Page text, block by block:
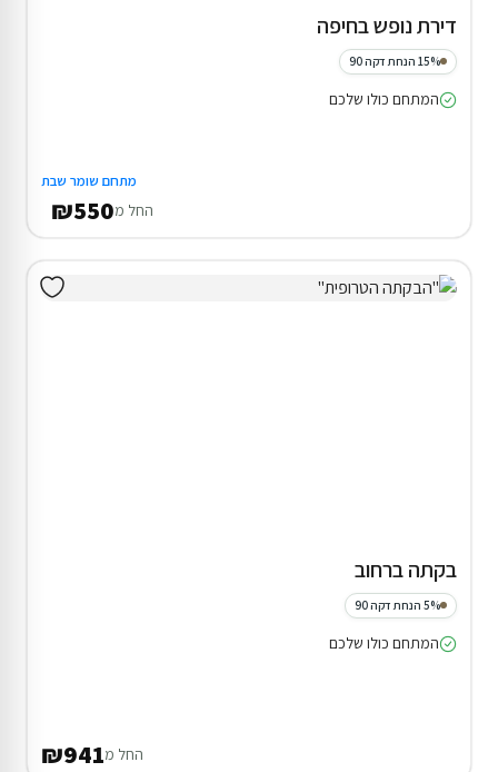
דירת נופש בחיפה
15% הנחת דקה 90
המתחם כולו שלכם
מתחם שומר שבת
החל מ₪550
בקתה ברחוב
5% הנחת דקה 90
המתחם כולו שלכם
החל מ₪941